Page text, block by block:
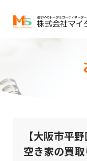
【大阪市平
空き家の買取